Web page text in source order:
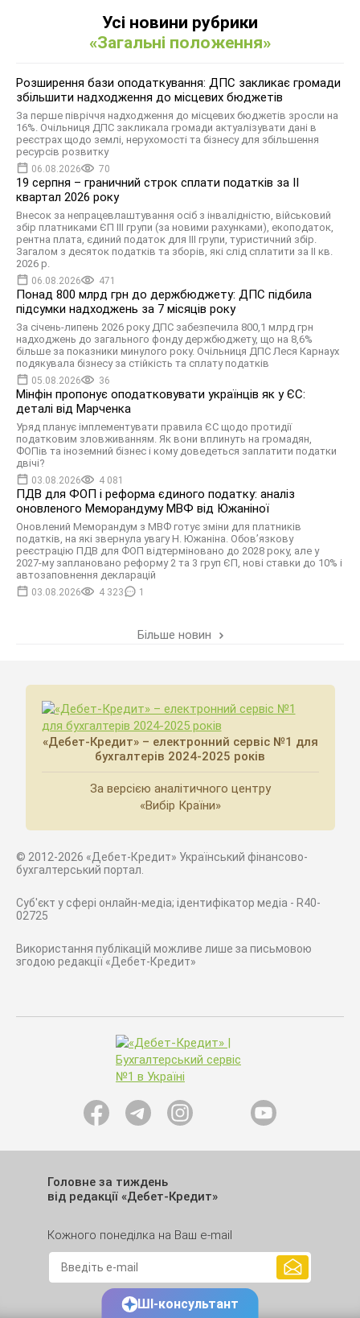
Усі новини рубрики
«Загальні положення»
Розширення бази оподаткування: ДПС закликає громади
збільшити надходження до місцевих бюджетів
За перше півріччя надходження до місцевих бюджетів зросли на
16%. Очільниця ДПС закликала громади актуалізувати дані в
реєстрах щодо землі, нерухомості та бізнесу для збільшення
ресурсів розвитку
06.08.2026 70
19 серпня – граничний строк сплати податків за ІI
квартал 2026 року
Внесок за непрацевлаштування осіб з інвалідністю, військовий
збір платниками ЄП ІІІ групи (за новими рахунками), екоподаток,
рентна плата, єдиний податок для III групи, туристичний збір.
Загалом з десяток податків та зборів, які слід сплатити за ІI кв.
2026 р.
06.08.2026 471
Понад 800 млрд грн до держбюджету: ДПС підбила
підсумки надходжень за 7 місяців року
За січень-липень 2026 року ДПС забезпечила 800,1 млрд грн
надходжень до загального фонду держбюджету, що на 8,6%
більше за показники минулого року. Очільниця ДПС Леся Карнаух
подякувала бізнесу за стійкість та сплату податків
05.08.2026 36
Мінфін пропонує оподатковувати українців як у ЄС:
деталі від Марченка
Уряд планує імплементувати правила ЄС щодо протидії
податковим зловживанням. Як вони вплинуть на громадян,
ФОПів та іноземний бізнес і кому доведеться заплатити податки
двічі?
03.08.2026 4 081
ПДВ для ФОП і реформа єдиного податку: аналіз
оновленого Меморандуму МВФ від Южаніної
Оновлений Меморандум з МВФ готує зміни для платників
податків, на які звернула увагу Н. Южаніна. Обов’язкову
реєстрацію ПДВ для ФОП відтерміновано до 2028 року, але у
2027-му заплановано реформу 2 та 3 груп ЄП, нові ставки до 10% і
автозаповнення декларацій
03.08.2026 4 323 1
Більше новин
«Дебет-Кредит» – електронний сервіс №1 для
бухгалтерів 2024-2025 років
За версією аналітичного центру
«Вибір Країни»
© 2012-2026 «Дебет-Кредит» Український фінансово-
бухгалтерський портал.
Суб'єкт у сфері онлайн-медіа; ідентифікатор медіа - R40-
02725
Використання публікацій можливе лише за письмовою
згодою редакції «Дебет-Кредит»
Головне за тиждень
від редакції «Дебет-Кредит»
Кожного понеділка на Ваш e-mail
ШІ-консультант